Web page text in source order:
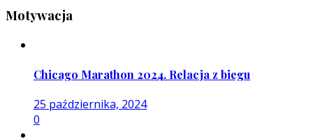
Motywacja
Chicago Marathon 2024. Relacja z biegu
25 października, 2024
0